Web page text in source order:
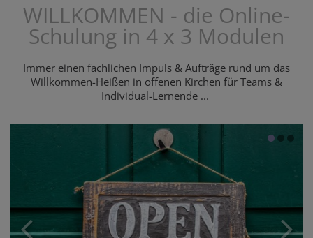
WILLKOMMEN - die Online-
Schulung in 4 x 3 Modulen
Immer einen fachlichen Impuls & Aufträge rund um das
Willkommen-Heißen in offenen Kirchen für Teams &
Individual-Lernende ...